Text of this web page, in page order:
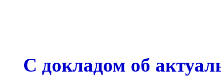
С докладом об